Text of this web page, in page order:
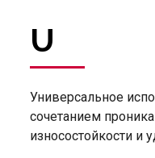
U
Универсальное
сочетанием
износостойкости и